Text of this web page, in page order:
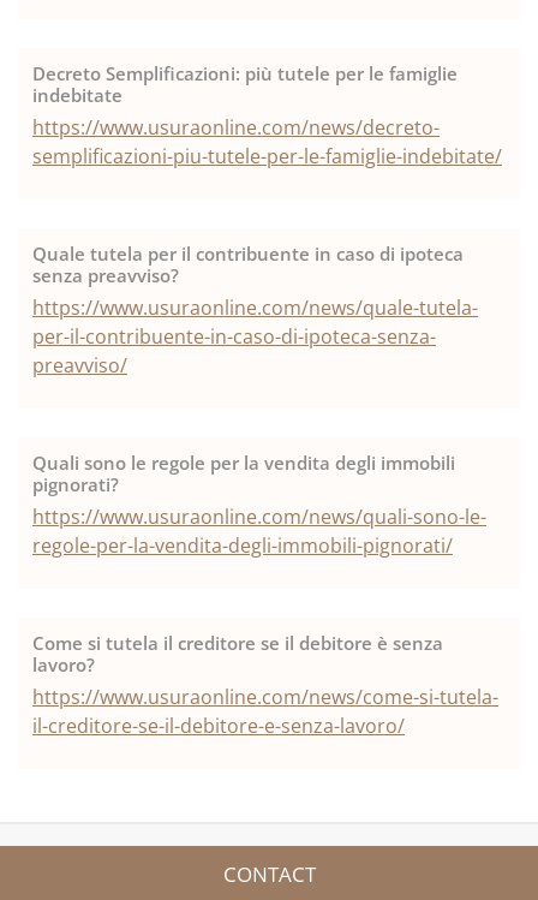
Decreto Semplificazioni: più tutele per le famiglie
indebitate
https://www.usuraonline.com/news/decreto-
semplificazioni-piu-tutele-per-le-famiglie-indebitate/
Quale tutela per il contribuente in caso di ipoteca
senza preavviso?
https://www.usuraonline.com/news/quale-tutela-
per-il-contribuente-in-caso-di-ipoteca-senza-
preavviso/
Quali sono le regole per la vendita degli immobili
pignorati?
https://www.usuraonline.com/news/quali-sono-le-
regole-per-la-vendita-degli-immobili-pignorati/
Come si tutela il creditore se il debitore è senza
lavoro?
https://www.usuraonline.com/news/come-si-tutela-
il-creditore-se-il-debitore-e-senza-lavoro/
CONTACT